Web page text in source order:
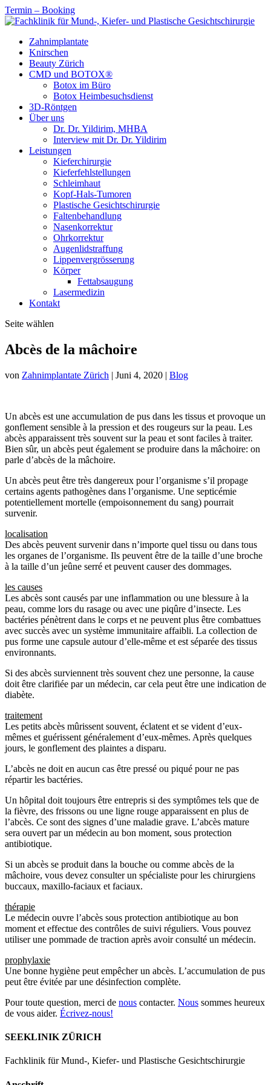
Termin – Booking
Zahnimplantate
Knirschen
Beauty Zürich
CMD und BOTOX®
Botox im Büro
Botox Heimbesuchsdienst
3D-Röntgen
Über uns
Dr. Dr. Yildirim, MHBA
Interview mit Dr. Dr. Yildirim
Leistungen
Kieferchirurgie
Kieferfehlstellungen
Schleimhaut
Kopf-Hals-Tumoren
Plastische Gesichtschirurgie
Faltenbehandlung
Nasenkorrektur
Ohrkorrektur
Augenlidstraffung
Lippenvergrösserung
Körper
Fettabsaugung
Lasermedizin
Kontakt
Seite wählen
Abcès de la mâchoire
von Zahnimplantate Zürich | Juni 4, 2020 | Blog
Un abcès est une accumulation de pus dans les tissus et provoque un
gonflement sensible à la pression et des rougeurs sur la peau. Les
abcès apparaissent très souvent sur la peau et sont faciles à traiter.
Bien sûr, un abcès peut également se produire dans la mâchoire: on
parle d’abcès de la mâchoire.
Un abcès peut être très dangereux pour l’organisme s’il propage
certains agents pathogènes dans l’organisme. Une septicémie
potentiellement mortelle (empoisonnement du sang) pourrait
survenir.
localisation
Des abcès peuvent survenir dans n’importe quel tissu ou dans tous
les organes de l’organisme. Ils peuvent être de la taille d’une broche
à la taille d’un jeûne serré et peuvent causer des dommages.
les causes
Les abcès sont causés par une inflammation ou une blessure à la
peau, comme lors du rasage ou avec une piqûre d’insecte. Les
bactéries pénètrent dans le corps et ne peuvent plus être combattues
avec succès avec un système immunitaire affaibli. La collection de
pus forme une capsule autour d’elle-même et est séparée des tissus
environnants.
Si des abcès surviennent très souvent chez une personne, la cause
doit être clarifiée par un médecin, car cela peut être une indication de
diabète.
traitement
Les petits abcès mûrissent souvent, éclatent et se vident d’eux-
mêmes et guérissent généralement d’eux-mêmes. Après quelques
jours, le gonflement des plaintes a disparu.
L’abcès ne doit en aucun cas être pressé ou piqué pour ne pas
répartir les bactéries.
Un hôpital doit toujours être entrepris si des symptômes tels que de
la fièvre, des frissons ou une ligne rouge apparaissent en plus de
l’abcès. Ce sont des signes d’une maladie grave. L’abcès mature
sera ouvert par un médecin au bon moment, sous protection
antibiotique.
Si un abcès se produit dans la bouche ou comme abcès de la
mâchoire, vous devez consulter un spécialiste pour les chirurgiens
buccaux, maxillo-faciaux et faciaux.
thérapie
Le médecin ouvre l’abcès sous protection antibiotique au bon
moment et effectue des contrôles de suivi réguliers. Vous pouvez
utiliser une pommade de traction après avoir consulté un médecin.
prophylaxie
Une bonne hygiène peut empêcher un abcès. L’accumulation de pus
peut être évitée par une désinfection complète.
Pour toute question, merci de nous contacter. Nous sommes heureux
de vous aider. Écrivez-nous!
SEEKLINIK ZÜRICH
Fachklinik für Mund-, Kiefer- und Plastische Gesichtschirurgie